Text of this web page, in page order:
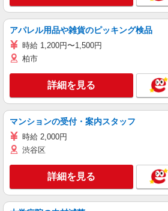
アパレル用品や雑貨のピッキング検品
時給 1,200円〜1,500円
柏市
詳細を見る
マンションの受付・案内スタッフ
時給 2,000円
渋谷区
詳細を見る